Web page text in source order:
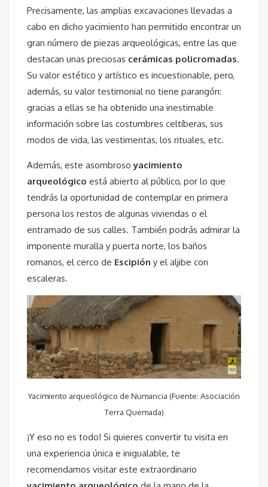
Precisamente, las amplias excavaciones llevadas a
cabo en dicho yacimiento han permitido encontrar un
gran número de piezas arqueológicas, entre las que
destacan unas preciosas cerámicas policromadas.
Su valor estético y artístico es incuestionable, pero,
además, su valor testimonial no tiene parangón:
gracias a ellas se ha obtenido una inestimable
información sobre las costumbres celtíberas, sus
modos de vida, las vestimentas, los rituales, etc.
Además, este asombrosoyacimiento
arqueológico está abierto al público, por lo que
tendrás la oportunidad de contemplar en primera
persona los restos de algunas viviendas o el
entramado de sus calles. También podrás admirar la
imponente muralla y puerta norte, los baños
romanos, el cerco de Escipión y el aljibe con
escaleras.
Yacimiento arqueológico de Numancia (Fuente: Asociación
Terra Quemada)
¡Y eso no es todo! Si quieres convertir tu visita en
una experiencia única e inigualable, te
recomendamos visitar este extraordinario